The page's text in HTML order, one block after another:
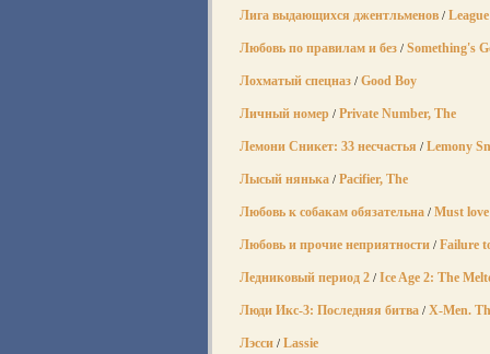
Лига выдающихся джентльменов /
Любовь по правилам и без / Something's
Лохматый спецназ / Good Boy
Личный номер / Private Number, The
Лемони Сникет: 33 несчастья / Lemony
Лысый нянька / Pacifier, The
Любовь к собакам обязательна / Must
Любовь и прочие неприятности / Failure
Ледниковый период 2 / Ice Age 2: The
Люди Икс-3: Последняя битва / X-Men.
Лэсси / Lassie